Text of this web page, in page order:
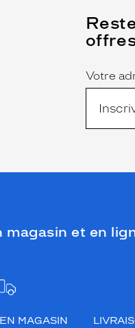
Name
Votre
(Ce
champ
est
obligatoire)
magasin et en
MAGASIN